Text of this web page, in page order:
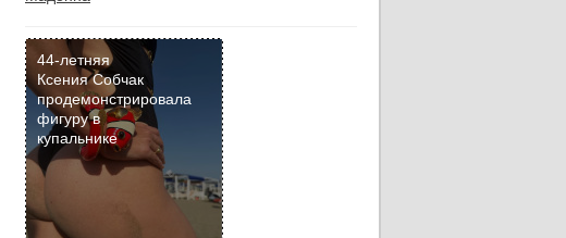
44-летняя
Ксения Собчак
продемонстрировала
фигуру в
купальнике